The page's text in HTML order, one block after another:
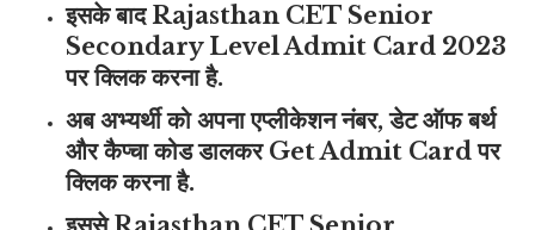
इसके बाद Rajasthan CET Senior
Secondary Level Admit Card 2023
पर क्लिक करना है.
अब अभ्यर्थी को अपना एप्लीकेशन नंबर, डेट ऑफ बर्थ
और कैप्चा कोड डालकर Get Admit Card पर
क्लिक करना है.